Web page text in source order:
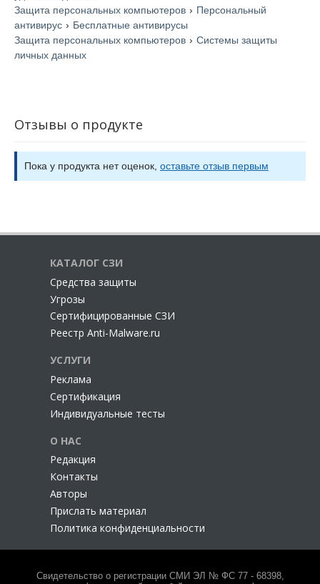
Защита персональных компьютеров › Персональный
антивирус › Бесплатные антивирусы
Защита персональных компьютеров › Системы защиты
личных данных
Отзывы о продукте
Пока у продукта нет оценок, оставьте отзыв первым
КАТАЛОГ СЗИ
Cредства защиты
Угрозы
Сертифицированные СЗИ
Реестр Anti-Malware.ru
УСЛУГИ
Реклама
Сертификация
Индивидуальные тесты
О НАС
Редакция
Контакты
Авторы
Прислать материал
Политика конфиденциальности
Свидетельство о регистрации СМИ ЭЛ № ФС 77 - 68398,